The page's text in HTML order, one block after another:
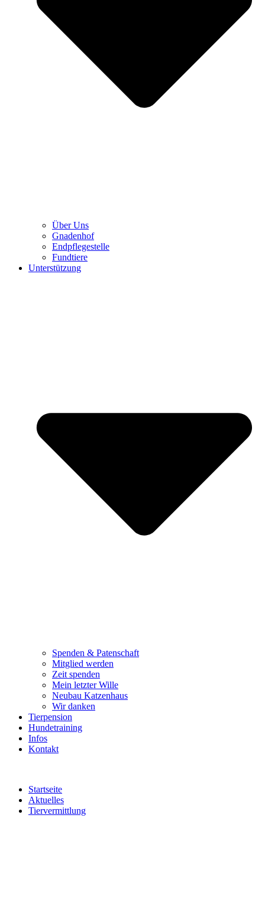
Über Uns
Gnadenhof
Endpflegestelle
Fundtiere
Unterstützung
Spenden & Patenschaft
Mitglied werden
Zeit spenden
Mein letzter Wille
Neubau Katzenhaus
Wir danken
Tierpension
Hundetraining
Infos
Kontakt
Startseite
Aktuelles
Tiervermittlung